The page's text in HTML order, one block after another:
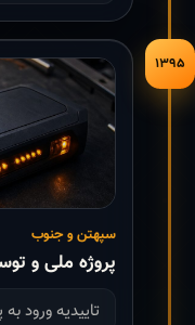
۱۳۹۵
سپهتن و جنوب
پروژه ملی و
تاییدیه ورود